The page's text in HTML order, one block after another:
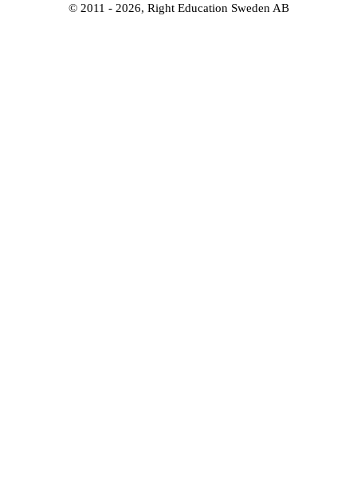
© 2011 - 2026, Right Education Sweden AB